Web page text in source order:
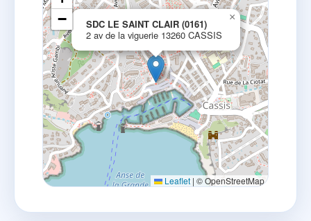
SDC LE SAINT CLAIR (0161)
2 av de la viguerie 13260 CASSIS
×
−
Leaflet | © OpenStreetMap